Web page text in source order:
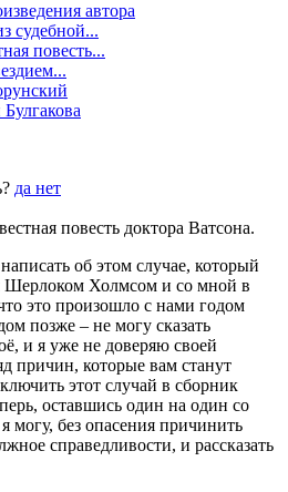
автора
судебной...
повесть...
да нет
повесть доктора Ватсона.
об этом случае, который
Шерлоком Холмсом и со мной в
это произошло с нами годом
позже – не могу сказать
и я уже не доверяю своей
причин, которые вам станут
этот случай в сборник
оставшись один на один со
могу, без опасения причинить
справедливости, и рассказать